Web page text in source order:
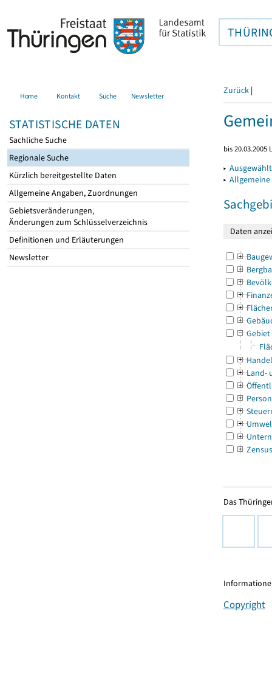
Home Kontakt Suche Newsletter
STATISTISCHE DATEN
Sachliche Suche
Regionale Suche
Kürzlich bereitgestellte Daten
Allgemeine Angaben, Zuordnungen
Gebietsveränderungen,
Änderungen zum Schlüsselverzeichnis
Definitionen und Erläuterungen
Newsletter
Zurück |
bis
▸
▸
Gebiet
Land-
Zensus
Das
Copyright